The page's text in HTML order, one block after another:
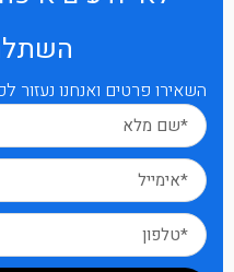
השאירו פרטים ואנחנו נעזור